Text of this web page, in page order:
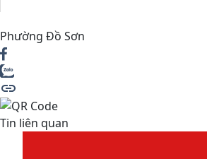
Phường Đồ Sơn
Tin liên quan